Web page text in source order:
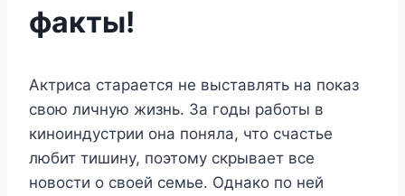
факты!
Актриса старается не выставлять на показ
свою личную жизнь. За годы работы в
киноиндустрии она поняла, что счастье
любит тишину, поэтому скрывает все
новости о своей семье. Однако по ней